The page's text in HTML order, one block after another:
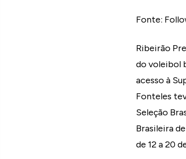
Fonte:
Ribeirão
do voleibol
acesso à
Fonteles
Seleção
Brasileira
de 12 a 20